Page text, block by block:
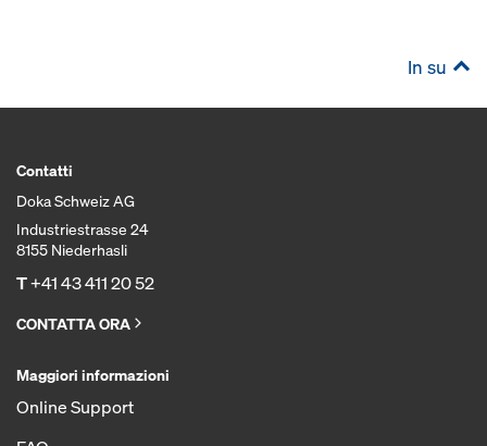
In su
Contatti
Doka Schweiz AG
Industriestrasse 24
8155 Niederhasli
T+41 43 411 20 52
CONTATTA ORA
Maggiori informazioni
Online Support